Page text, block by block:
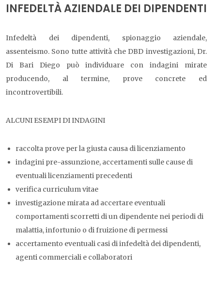
INFEDELTÀ AZIENDALE DEI DIPENDENTI
Infedeltà dei dipendenti, spionaggio aziendale,
assenteismo. Sono tutte attività che DBD investigazioni, Dr.
Di Bari Diego può individuare con indagini mirate
producendo, al termine, prove concrete ed
incontrovertibili.
ALCUNI ESEMPI DI INDAGINI
raccolta prove per la giusta causa di licenziamento
indagini pre-assunzione, accertamenti sulle cause di
eventuali licenziamenti precedenti
verifica curriculum vitae
investigazione mirata ad accertare eventuali
comportamenti scorretti di un dipendente nei periodi di
malattia, infortunio o di fruizione di permessi
accertamento eventuali casi di infedeltà dei dipendenti,
agenti commerciali e collaboratori